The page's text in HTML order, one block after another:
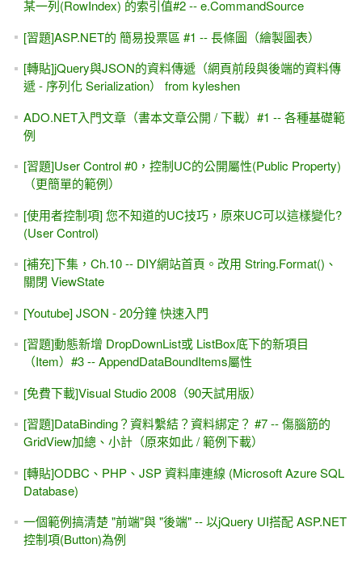
某一列(RowIndex) 的索引值#2 -- e.CommandSource
[習題]ASP.NET的 簡易投票區 #1 -- 長條圖（繪製圖表）
[轉貼]jQuery與JSON的資料傳遞（網頁前段與後端的資料傳
遞 - 序列化 Serialization） from kyleshen
ADO.NET入門文章（書本文章公開 / 下載）#1 -- 各種基礎範
例
[習題]User Control #0，控制UC的公開屬性(Public Property)
（更簡單的範例）
[使用者控制項] 您不知道的UC技巧，原來UC可以這樣變化?
(User Control)
[補充]下集，Ch.10 -- DIY網站首頁。改用 String.Format()、
關閉 ViewState
[Youtube] JSON - 20分鐘 快速入門
[習題]動態新增 DropDownList或 ListBox底下的新項目
（Item）#3 -- AppendDataBoundItems屬性
[免費下載]Visual Studio 2008（90天試用版）
[習題]DataBinding？資料繫結？資料綁定？ #7 -- 傷腦筋的
GridView加總、小計（原來如此 / 範例下載）
[轉貼]ODBC、PHP、JSP 資料庫連線 (Microsoft Azure SQL
Database)
一個範例搞清楚 "前端"與 "後端" -- 以jQuery UI搭配 ASP.NET
控制項(Button)為例